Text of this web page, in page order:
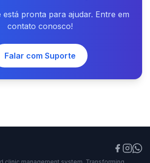
está pronta para ajudar. Entre em
contato conosco!
Falar com Suporte